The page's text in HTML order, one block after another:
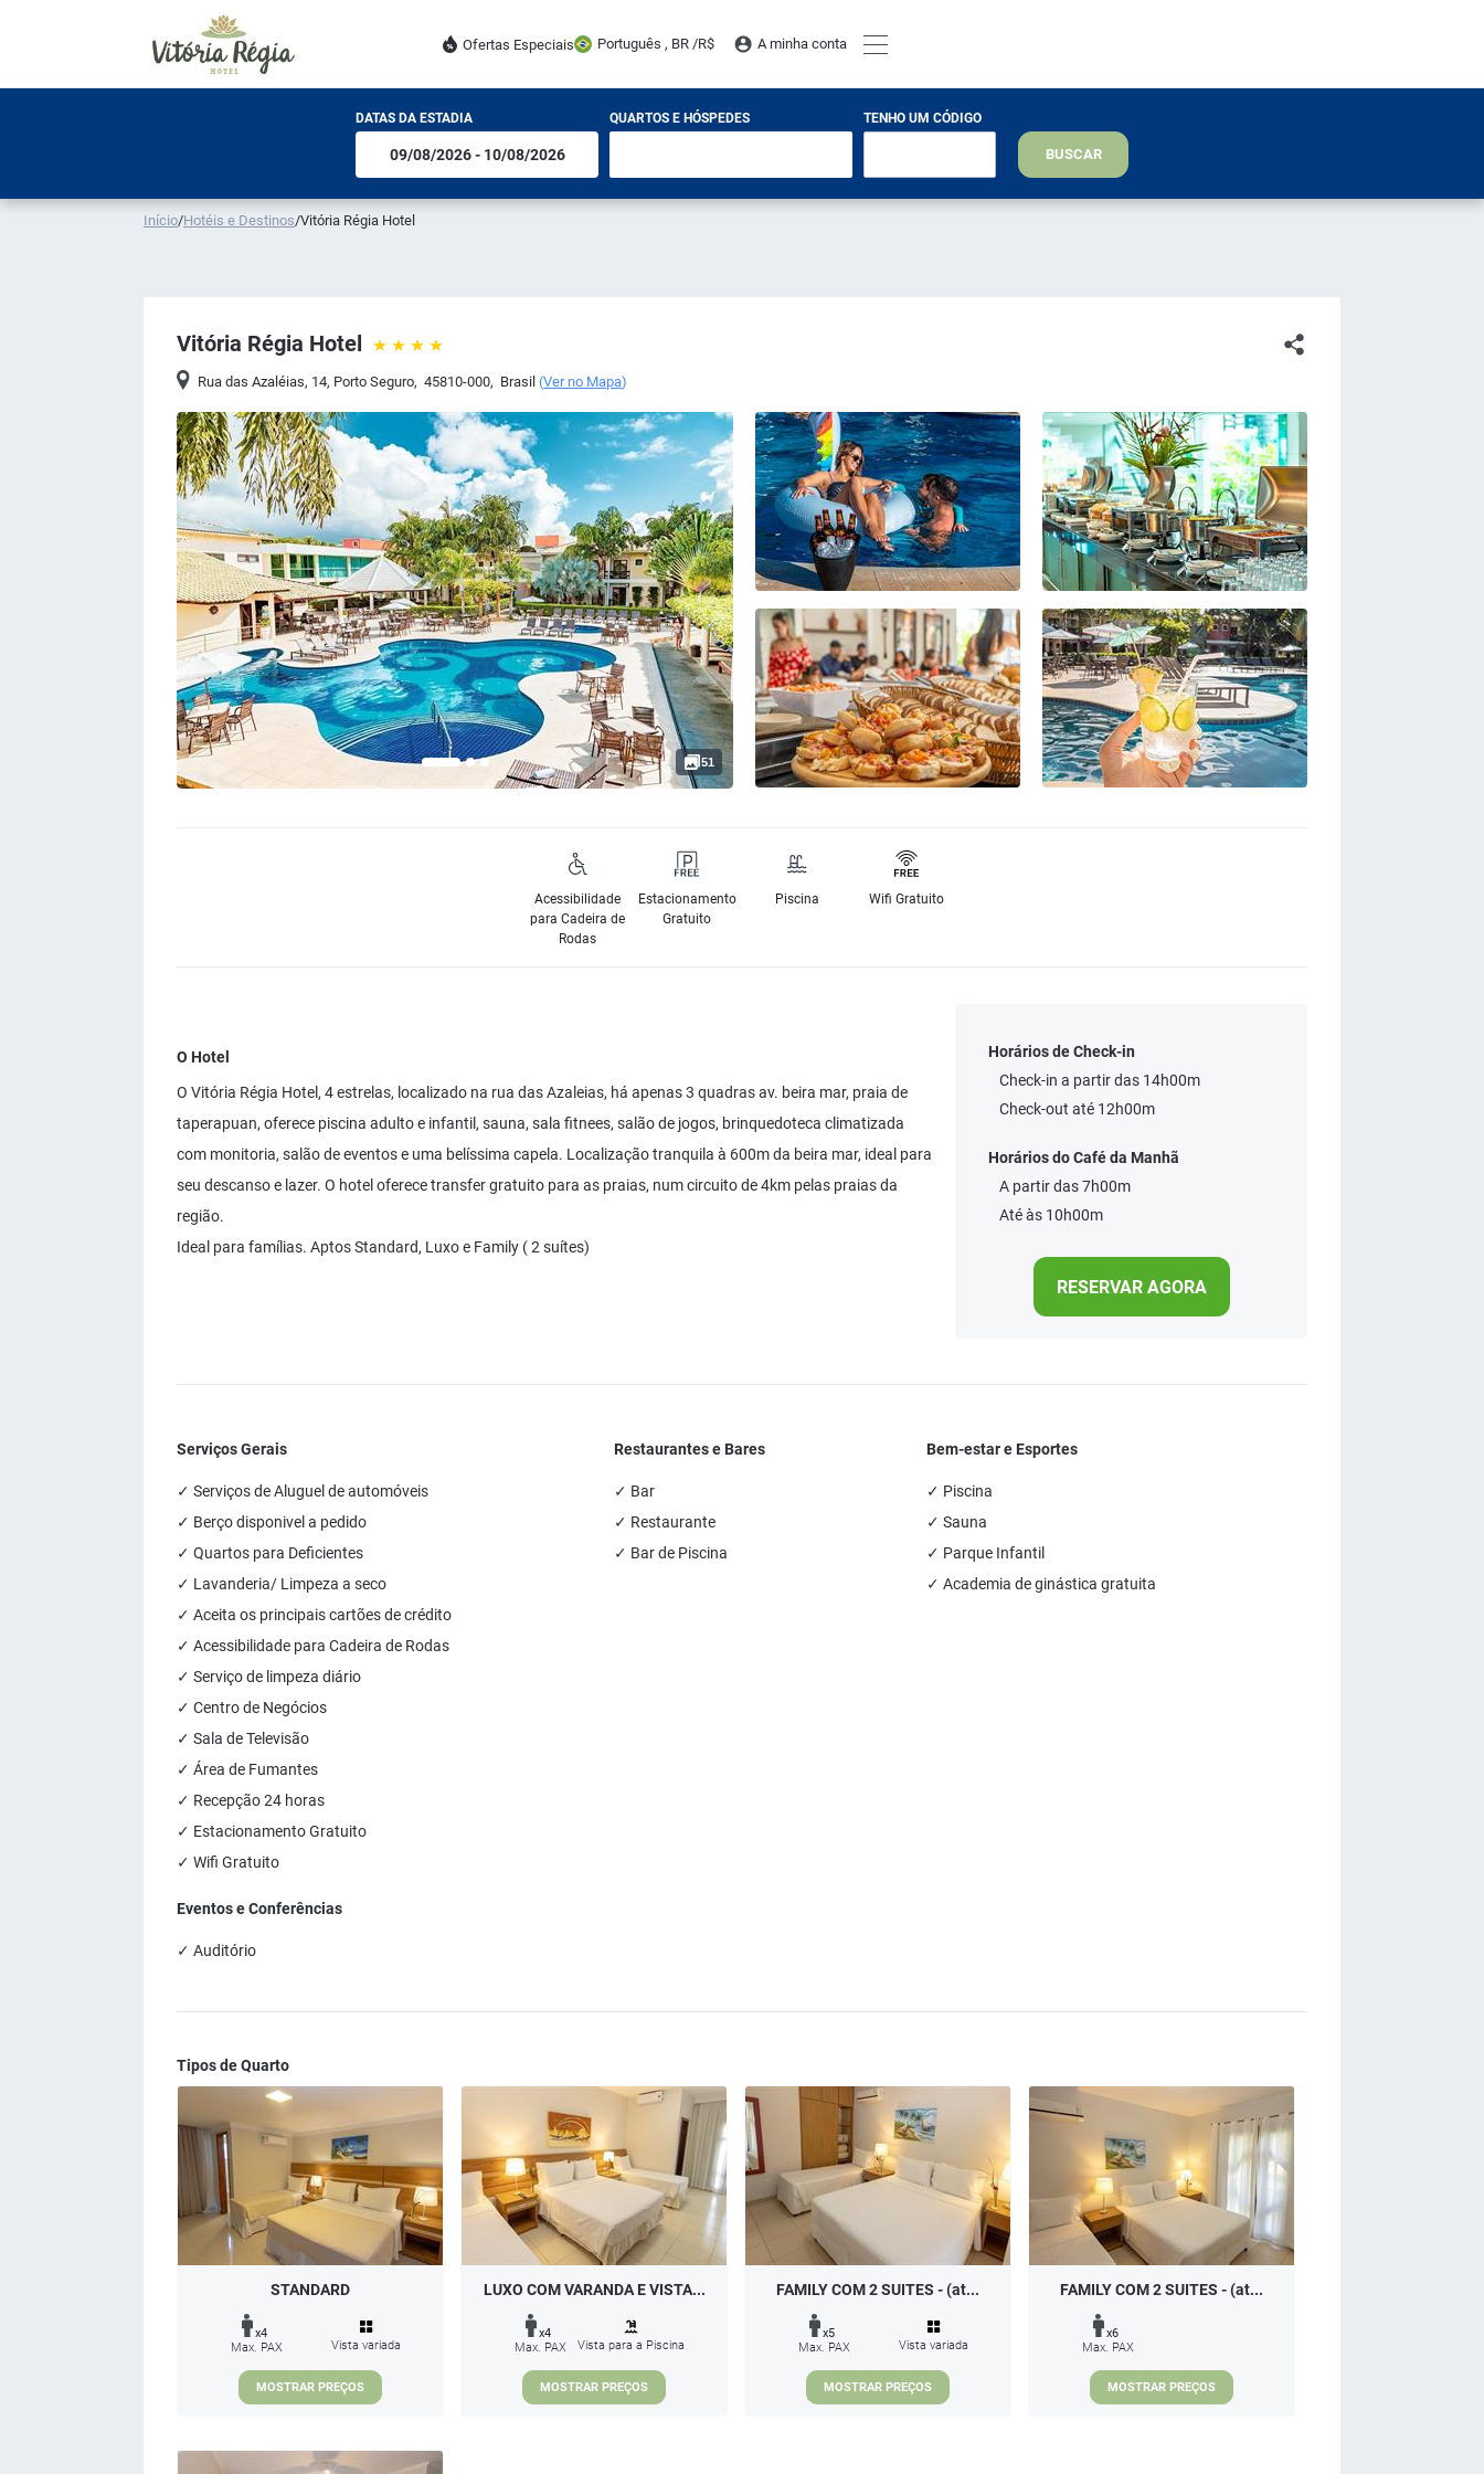
Ofertas Especiais Português , BR /R$ A minha conta
DATAS DA ESTADIA QUARTOS E HÓSPEDES TENHO UM CÓDIGO
BUSCAR
Início/Hotéis e Destinos/Vitória Régia Hotel
Vitória Régia Hotel
Rua das Azaléias, 14, Porto Seguro, 45810-000, Brasil (Ver no Mapa)
51
Acessibilidade
para Cadeira de
Rodas
Estacionamento
Gratuito
Piscina Wifi Gratuito
O Hotel
O Vitória Régia Hotel, 4 estrelas, localizado na rua das Azaleias, há apenas 3 quadras av. beira mar, praia de
taperapuan, oferece piscina adulto e infantil, sauna, sala fitnees, salão de jogos, brinquedoteca climatizada
com monitoria, salão de eventos e uma belíssima capela. Localização tranquila à 600m da beira mar, ideal para
seu descanso e lazer. O hotel oferece transfer gratuito para as praias, num circuito de 4km pelas praias da
região.
Ideal para famílias. Aptos Standard, Luxo e Family ( 2 suítes)
Horários de Check-in
Check-in a partir das 14h00m
Check-out até 12h00m
Horários do Café da Manhã
A partir das 7h00m
Até às 10h00m
RESERVAR AGORA
Serviços Gerais
✓ Serviços de Aluguel de automóveis
✓ Berço disponivel a pedido
✓ Quartos para Deficientes
✓ Lavanderia/ Limpeza a seco
✓ Aceita os principais cartões de crédito
✓ Acessibilidade para Cadeira de Rodas
✓ Serviço de limpeza diário
✓ Centro de Negócios
✓ Sala de Televisão
✓ Área de Fumantes
✓ Recepção 24 horas
✓ Estacionamento Gratuito
✓ Wifi Gratuito
Restaurantes e Bares
✓ Bar
✓ Restaurante
✓ Bar de Piscina
Bem-estar e Esportes
✓ Piscina
✓ Sauna
✓ Parque Infantil
✓ Academia de ginástica gratuita
Eventos e Conferências
✓ Auditório
Tipos de Quarto
STANDARD
x4
Max. PAX
Vista variada
MOSTRAR PREÇOS
LUXO COM VARANDA E VISTA...
x4
Max. PAX
Vista para a Piscina
MOSTRAR PREÇOS
FAMILY COM 2 SUITES - (at...
x5
Max. PAX
Vista variada
MOSTRAR PREÇOS
FAMILY COM 2 SUITES - (at...
x6
Max. PAX
MOSTRAR PREÇOS